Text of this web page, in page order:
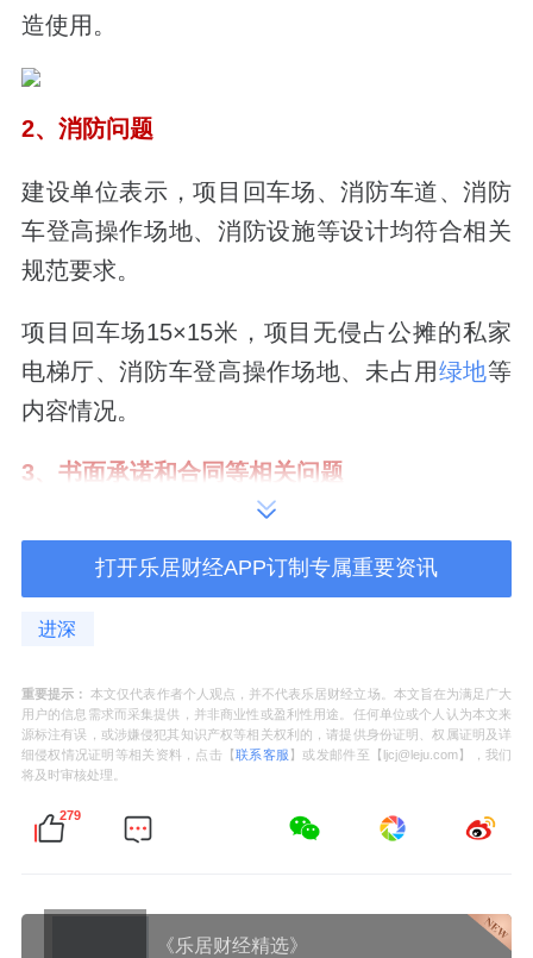
造使用。
2、消防问题
建设单位表示，项目回车场、消防车道、消防
车登高操作场地、消防设施等设计均符合相关
规范要求。
项目回车场15×15米，项目无侵占公摊的私家
电梯厅、消防车登高操作场地、未占用绿地等
内容情况。
3、书面承诺和合同等相关问题
建设单位承诺，在本项目开发及销售过程中，
严格遵守国家及地方相关法律法规，绝不采取
任何违规操作，具体包括但不限于：
假或引人误解的宣传信息、不诱导购房人进行
违章搭建空间。
配套点位：明确约定物业管理用房、社区服
打开乐居财经APP订制专属重要资讯
进深
重要提示： 本文仅代表作者个人观点，并不代表乐居财经立场。本文旨在为满足广大
用户的信息需求而采集提供，并非商业性或盈利性用途。任何单位或个人认为本文来
源标注有误，或涉嫌侵犯其知识产权等相关权利的，请提供身份证明、权属证明及详
细侵权情况证明等相关资料，点击【联系客服 】或发邮件至【ljcj@leju.com】，我们
将及时审核处理。
279
《乐居财经精选》